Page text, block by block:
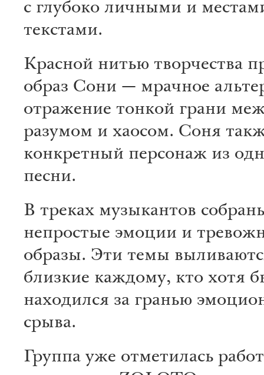
с глубоко личными и
текстами.
Красной нитью творчества
образ Сони — мрачное
отражение тонкой грани
разумом и хаосом. Соня
конкретный персонаж из
песни.
В треках музыкантов
непростые эмоции и
образы. Эти темы
близкие каждому, кто хотя
находился за гранью
срыва.
Группа уже отметилась